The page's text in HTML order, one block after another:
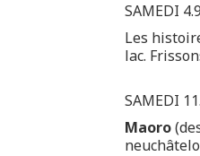
SAMEDI
Les
lac.
SAMEDI
Maoro